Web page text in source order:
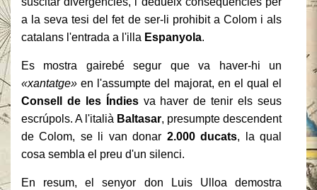
a la seva tesi del fet de ser-li prohibit a Colom i als
catalans l'entrada a l'illa Espanyola.
Es mostra gairebé segur que va haver-hi un
«xantatge» en l'assumpte del majorat, en el qual el
Consell de les Índiesva haver de tenir els seus
escrúpols. A l'italià Baltasar, presumpte descendent
de Colom, se li van donar 2.000 ducats, la qual
cosa sembla el preu d'un silenci.
En resum, el senyor don Luis Ulloa demostra